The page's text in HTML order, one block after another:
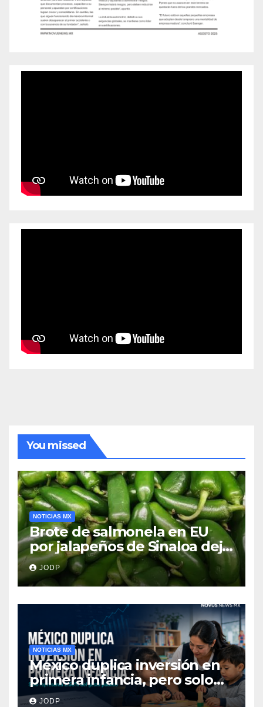
You missed
NOTICIAS MX
Brote de salmonela en EU
por jalapeños de Sinaloa deja
345 enfermos y 36
hospitalizados
JODP
NOTICIAS MX
México duplica inversión en
primera infancia, pero solo
destina 2.53% del gasto
JODP